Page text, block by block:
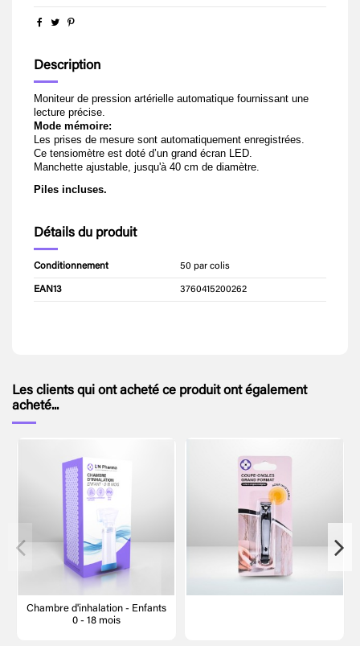
Description
Moniteur de pression artérielle automatique fournissant une
lecture précise.
Mode mémoire:
Les prises de mesure sont automatiquement enregistrées.
Ce tensiomètre est doté d’un grand écran LED.
Manchette ajustable, jusqu'à 40 cm de diamètre.
Piles incluses.
Détails du produit
Conditionnement 50 par colis
EAN13 3760415200262
Les clients qui ont acheté ce produit ont également
acheté...
Chambre d'inhalation - Enfants
0 - 18 mois